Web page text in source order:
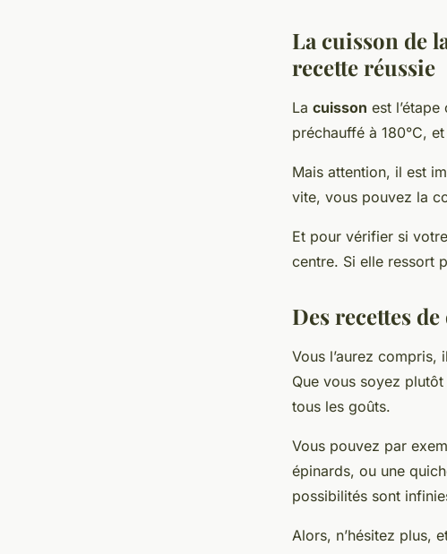
La cuisson de
recette réussie
La cuisson est
préchauffé à 180°C,
Mais attention, il est
vite, vous pouvez la
Et pour vérifier si
centre. Si elle ressort
Des recettes
Vous l’aurez
Que vous soyez
tous les goûts.
Vous pouvez par
épinards, ou une
possibilités sont
Alors, n’hésitez plus,